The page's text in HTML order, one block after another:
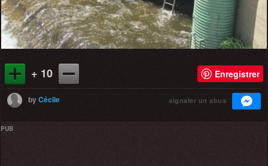
+ 10 Enregistrer
byCécile signaler un abus
PUB